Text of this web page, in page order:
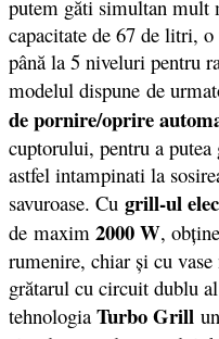
putem găti simultan mult
capacitate de 67 de litri, o
până la 5 niveluri pentru
modelul dispune de
de pornire/oprire
cuptorului, pentru a
astfel intampinati la
savuroase. Cu grill-ul
de maxim 2000 W,
rumenire, chiar şi cu
grătarul cu circuit dublu
tehnologia Turbo Grill